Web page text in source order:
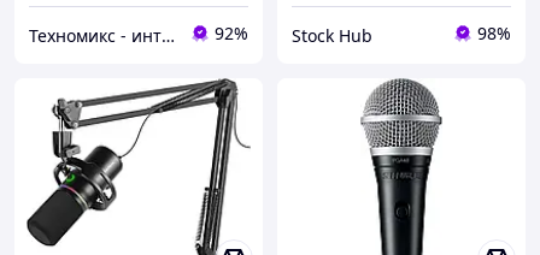
Техномикс - интернет - магазин качественной техники, электроники и других товаров для дома и работы 92% Stock Hub 98%